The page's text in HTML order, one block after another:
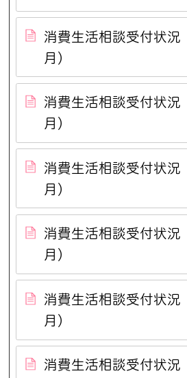
消費生活相談受付状況
月）
消費生活相談受付状況
月）
消費生活相談受付状況
月）
消費生活相談受付状況
月）
消費生活相談受付状況
月）
消費生活相談受付状況